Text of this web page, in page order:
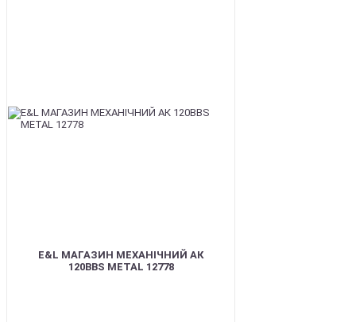
E&L МАГАЗИН МЕХАНІЧНИЙ АК
120BBS METAL 12778